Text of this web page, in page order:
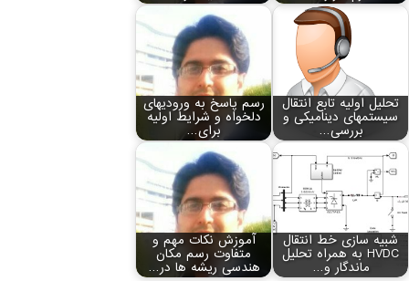
تحلیل اولیه تابع انتقال
سیستم‏های دینامیکی و
بررسی…
رسم پاسخ به ورودی‏های
دلخواه و شرایط اولیه
برای…
شبیه سازی خط انتقال
HVDC به همراه تحلیل
ماندگار و…
آموزش نکات مهم و
متفاوت رسم مکان
هندسی ریشه‏ ها در…